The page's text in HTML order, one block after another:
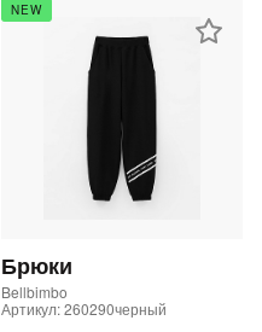
NEW
Брюки
Bellbimbo
Артикул: 260290черный